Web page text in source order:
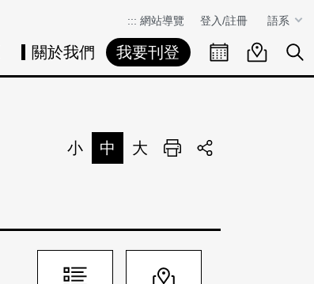
::: 網站導覽 登入/註冊 語系
關於我們 我要刊登 活動日曆活動地圖展
小 中 大 列印